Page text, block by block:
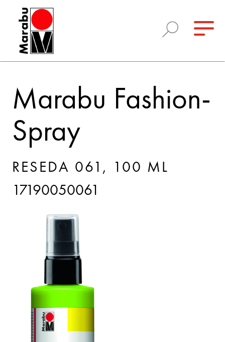
Marabu Fashion-
Spray
RESEDA 061, 100 ML
17190050061